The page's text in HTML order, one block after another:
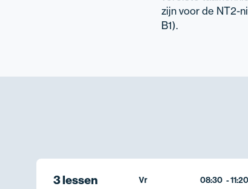
zijn voor de NT2-
B1).
3 lessen Vr 08:30 -11:20